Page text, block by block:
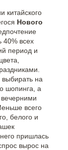
китайского
Нового
40% всех
период и
на
шопинга, а
всего
белого и
пришлась
вырос на